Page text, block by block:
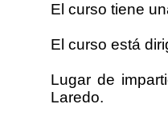
El curso tiene
El curso está
Lugar de
Laredo.